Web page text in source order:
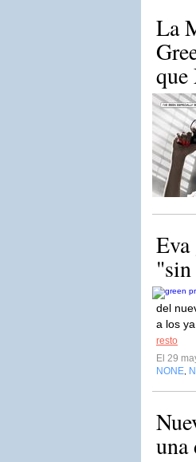
La
que
del
a los
resto
El 29
NONE
una